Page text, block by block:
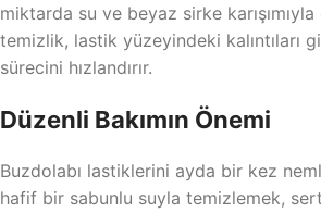
miktarda su ve beyaz sirke karışımıyla
temizlik, lastik yüzeyindeki kalıntıları
sürecini hızlandırır.
Düzenli Bakımın Önemi
Buzdolabı lastiklerini ayda bir kez
hafif bir sabunlu suyla temizlemek,